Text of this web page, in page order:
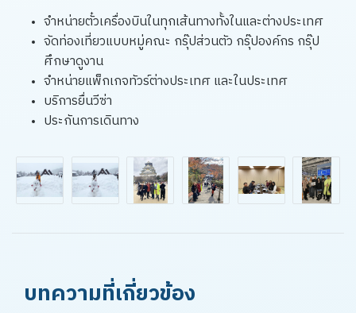
จำหน่ายตั๋วเครื่องบินในทุกเส้นทางทั้งในและต่างประเทศ
จัดท่องเที่ยวแบบหมู่คณะ กรุ๊ปส่วนตัว กรุ๊ปองค์กร กรุ๊ป
ศึกษาดูงาน
จำหน่ายแพ็กเกจทัวร์ต่างประเทศ และในประเทศ
บริการยื่นวีซ่า
ประกันการเดินทาง
บทความที่เกี่ยวข้อง